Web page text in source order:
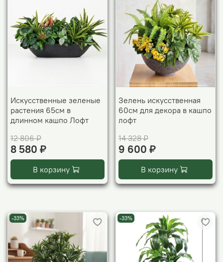
Искусственные зеленые
растения 65см в
длинном кашпо Лофт
12 806 ₽
8 580 ₽
В корзину
Зелень искусственная
60см для декора в кашпо
лофт
14 328 ₽
9 600 ₽
В корзину
-33% -33%